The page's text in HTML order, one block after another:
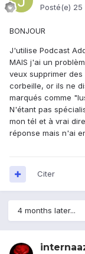
Posté(e) 25
BONJOUR
J'utilise Podcast
MAIS j'ai un
veux supprimer
corbeille, or ils ne
marqués comme
N'étant pas
mon tél et à vrai
réponse mais n'ai
Citer
4 months later...